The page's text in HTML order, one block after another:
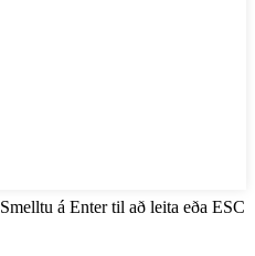
Smelltu á Enter til að leita eða ESC